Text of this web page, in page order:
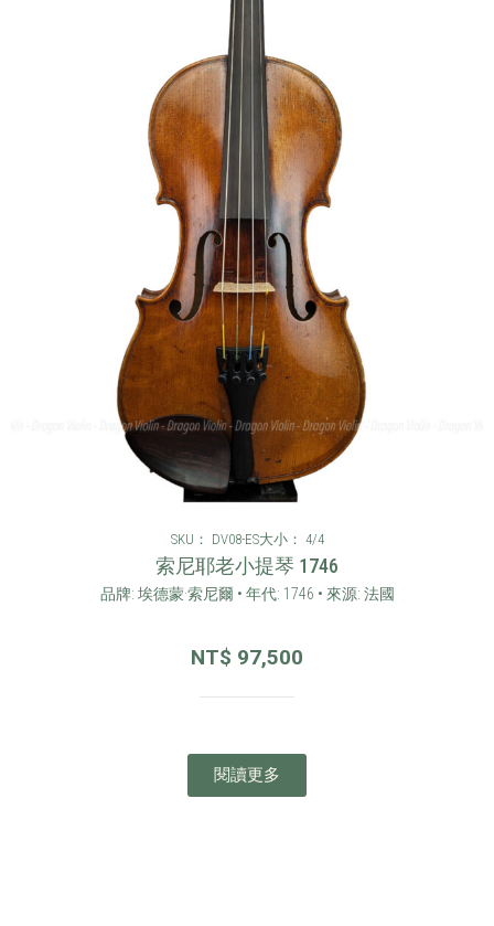
SKU： DV08-ES大小： 4/4
索尼耶老小提琴 1746
品牌: 埃德蒙·索尼爾 • 年代: 1746 • 來源: 法國
NT$ 97,500
閱讀更多